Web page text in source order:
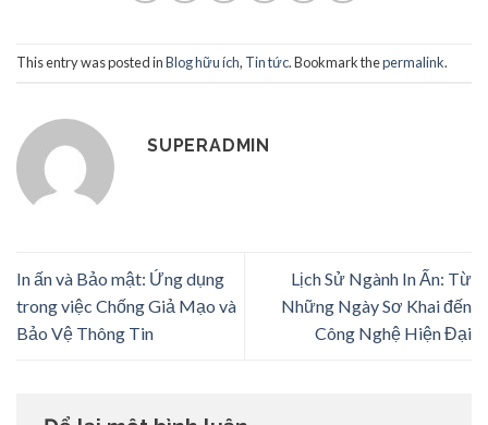
This entry was posted inBlog hữu ích, Tin tức. Bookmark thepermalink.
SUPERADMIN
In ấn và Bảo mật: Ứng dụng
trong việc Chống Giả Mạo và
Bảo Vệ Thông Tin
Lịch Sử Ngành In Ấn: Từ
Những Ngày Sơ Khai đến
Công Nghệ Hiện Đại